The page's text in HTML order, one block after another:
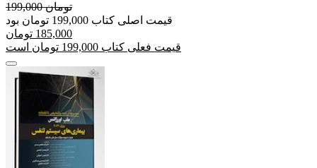
199,000 تومان
قیمت اصلی کتاب 199,000 تومان بود
185,000 تومان
قیمت فعلی کتاب 199,000 تومان است